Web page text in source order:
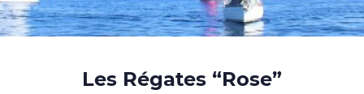
Les Régates “Rose”